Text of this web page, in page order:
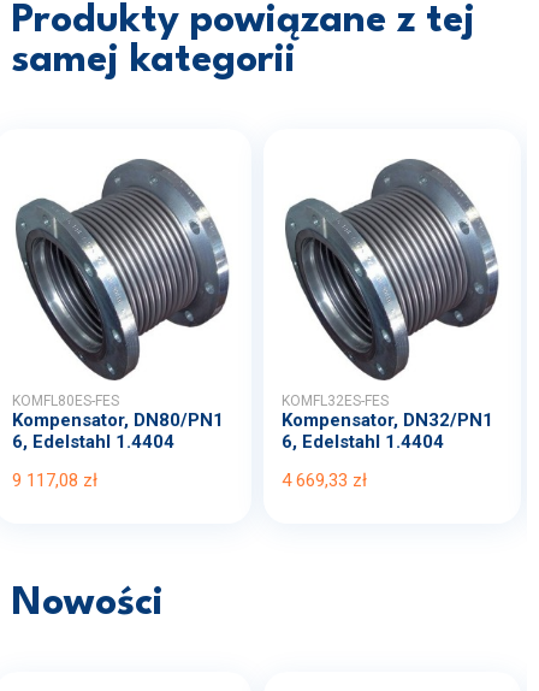
Produkty powiązane z tej
samej kategorii
KOMFL80ES-FES
Kompensator, DN80/PN1
6, Edelstahl 1.4404
9 117,08 zł
KOMFL32ES-FES
Kompensator, DN32/PN1
6, Edelstahl 1.4404
4 669,33 zł
Nowości